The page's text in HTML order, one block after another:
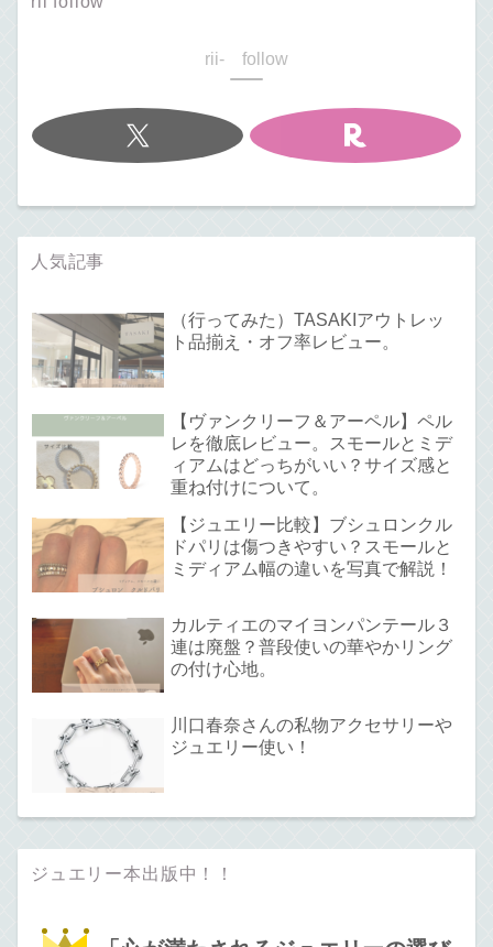
rii- follow
人気記事
（行ってみた）TASAKIアウトレッ
ト品揃え・オフ率レビュー。
【ヴァンクリーフ＆アーペル】ペル
レを徹底レビュー。スモールとミデ
ィアムはどっちがいい？サイズ感と
重ね付けについて。
【ジュエリー比較】ブシュロンクル
ドパリは傷つきやすい？スモールと
ミディアム幅の違いを写真で解説！
カルティエのマイヨンパンテール３
連は廃盤？普段使いの華やかリング
の付け心地。
川口春奈さんの私物アクセサリーや
ジュエリー使い！
ジュエリー本出版中！！